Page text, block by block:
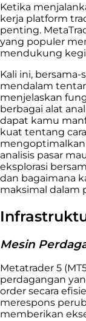
Ketika
kerja platform
penting.
yang populer
mendukung
Kali ini,
mendalam
menjelaskan
berbagai alat
dapat kamu
kuat tentang
analisis pasar
eksplorasi
dan bagaimana
maksimal dalam
Mesin
Metatrader 5
perdagangan
order secara
merespons
memberikan